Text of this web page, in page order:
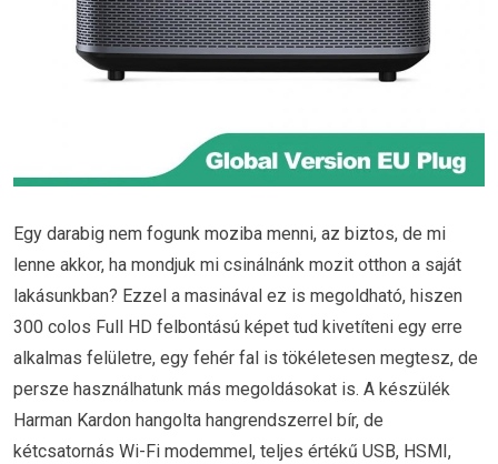
Egy darabig nem fogunk moziba menni, az biztos, de mi
lenne akkor, ha mondjuk mi csinálnánk mozit otthon a saját
lakásunkban? Ezzel a masinával ez is megoldható, hiszen
300 colos Full HD felbontású képet tud kivetíteni egy erre
alkalmas felületre, egy fehér fal is tökéletesen megtesz, de
persze használhatunk más megoldásokat is. A készülék
Harman Kardon hangolta hangrendszerrel bír, de
kétcsatornás Wi-Fi modemmel, teljes értékű USB, HSMI,